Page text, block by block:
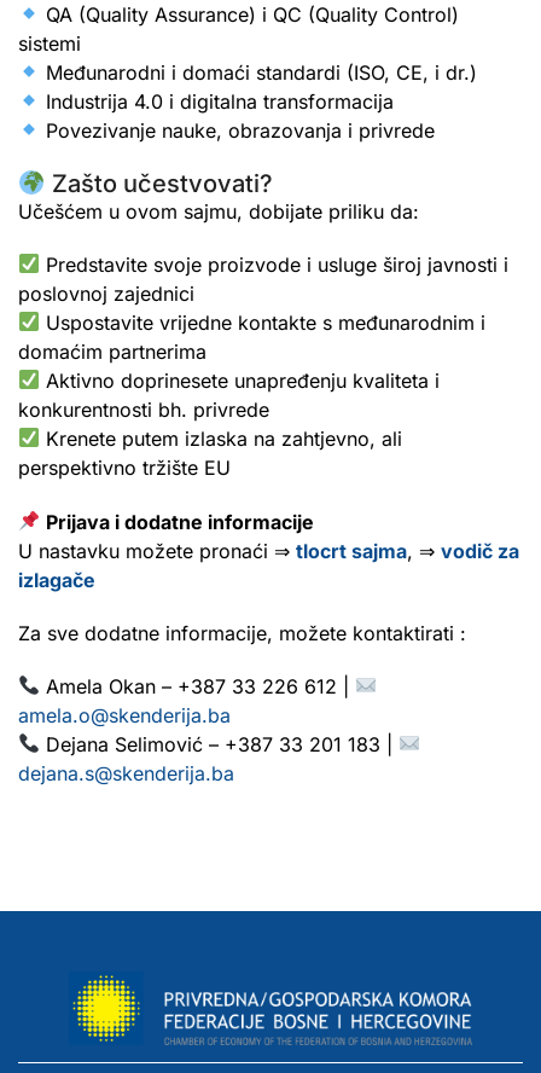
QA (Quality Assurance) i QC (Quality Control)
sistemi
Međunarodni i domaći standardi (ISO, CE, i dr.)
Industrija 4.0 i digitalna transformacija
Povezivanje nauke, obrazovanja i privrede
Zašto učestvovati?
Učešćem u ovom sajmu, dobijate priliku da:
Predstavite svoje proizvode i usluge široj javnosti i
poslovnoj zajednici
Uspostavite vrijedne kontakte s međunarodnim i
domaćim partnerima
Aktivno doprinesete unapređenju kvaliteta i
konkurentnosti bh. privrede
Krenete putem izlaska na zahtjevno, ali
perspektivno tržište EU
Prijava i dodatne informacije
U nastavku možete pronaći ⇒ tlocrt sajma, ⇒ vodič za
izlagače
Za sve dodatne informacije, možete kontaktirati :
Amela Okan – +387 33 226 612 |
amela.o@skenderija.ba
Dejana Selimović – +387 33 201 183 |
dejana.s@skenderija.ba